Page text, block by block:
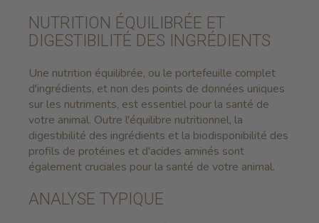
NUTRITION ÉQUILIBRÉE ET
DIGESTIBILITÉ DES INGRÉDIENTS
Une nutrition équilibrée, ou le portefeuille complet
d'ingrédients, et non des points de données uniques
sur les nutriments, est essentiel pour la santé de
votre animal. Outre l'équilibre nutritionnel, la
digestibilité des ingrédients et la biodisponibilité des
profils de protéines et d'acides aminés sont
également cruciales pour la santé de votre animal.
ANALYSE TYPIQUE